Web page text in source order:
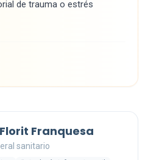
de trauma o estrés
Franquesa
sanitario